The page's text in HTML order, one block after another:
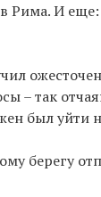
И
– так
был уйти
берегу